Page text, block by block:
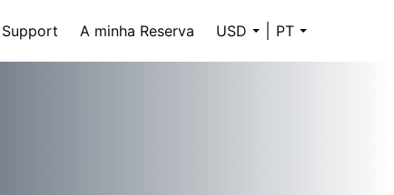
Support A minha Reserva USD PT